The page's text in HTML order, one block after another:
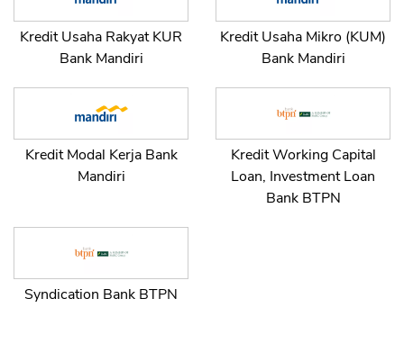
Kredit Usaha Rakyat KUR
Bank Mandiri
Kredit Usaha Mikro (KUM)
Bank Mandiri
Kredit Modal Kerja Bank
Mandiri
Kredit Working Capital
Loan, Investment Loan
Bank BTPN
Syndication Bank BTPN